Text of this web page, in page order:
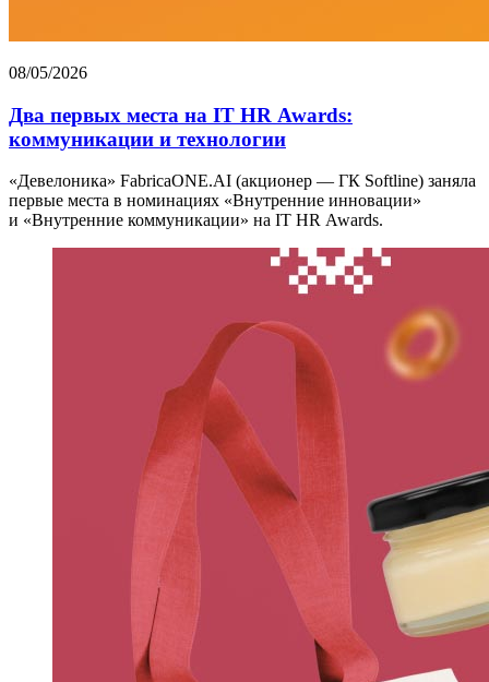
08/05/2026
Два первых места на IT HR Awards:
коммуникации и технологии
«Девелоника» FabricaONE.AI (акционер — ГК Softline) заняла
первые места в номинациях «Внутренние инновации»
и «Внутренние коммуникации» на IT HR Awards.